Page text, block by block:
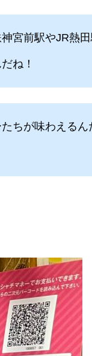
宮前駅やJR熱
ね！
ちが味わえるん